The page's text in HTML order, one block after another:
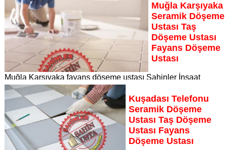
Muğla Karşıyaka
Seramik Döşeme
Ustası Taş
Döşeme Ustası
Fayans Döşeme
Ustası
Muğla Karşıyaka fayans döşeme ustası Şahinler İnşaat
Dekorasyon, zeminlerinizi sanat eseri gibi işleyen uzman
kadrosuyla Muğla Karşıyaka bölgesine özel hizmet sunuyor
Sayfaya Git
Kuşadası Telefonu
Seramik Döşeme
Ustası Taş Döşeme
Ustası Fayans
Döşeme Ustası